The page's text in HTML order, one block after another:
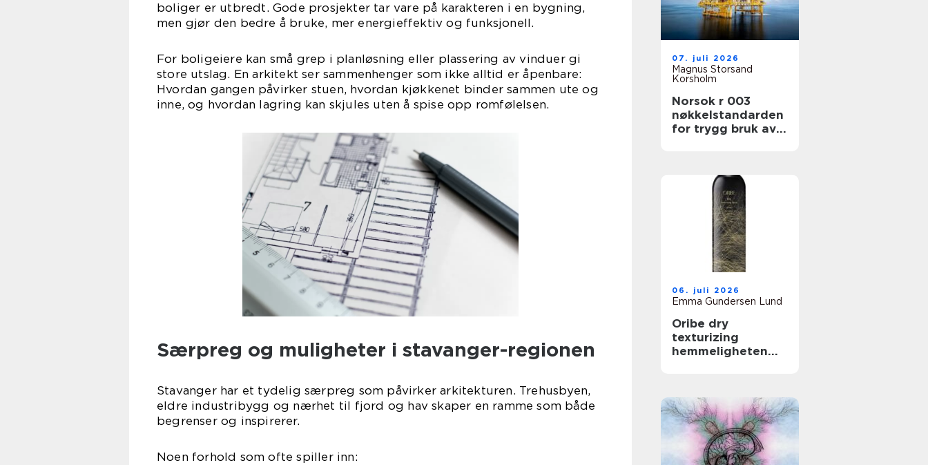
boliger er utbredt. Gode prosjekter tar vare på karakteren i en bygning,
men gjør den bedre å bruke, mer energieffektiv og funksjonell.
For boligeiere kan små grep i planløsning eller plassering av vinduer gi
store utslag. En arkitekt ser sammenhenger som ikke alltid er åpenbare:
Hvordan gangen påvirker stuen, hvordan kjøkkenet binder sammen ute og
inne, og hvordan lagring kan skjules uten å spise opp romfølelsen.
Særpreg og muligheter i stavanger-regionen
Stavanger har et tydelig særpreg som påvirker arkitekturen. Trehusbyen,
eldre industribygg og nærhet til fjord og hav skaper en ramme som både
begrenser og inspirerer.
Noen forhold som ofte spiller inn:
07. juli 2026
Magnus Storsand
Korsholm
Norsok r 003
nøkkelstandarden
for trygg bruk av
06. juli 2026
Emma Gundersen Lund
Oribe dry
texturizing
hemmeligheten